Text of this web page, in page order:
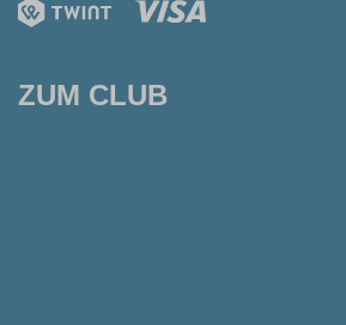
ZUM CLUB